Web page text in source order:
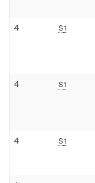
4 S1
4 S1
4 S1